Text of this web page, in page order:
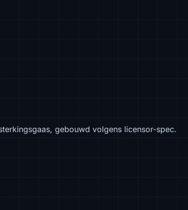
gebouwd volgens licensor-spec.